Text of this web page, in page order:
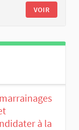
VOIR
à la